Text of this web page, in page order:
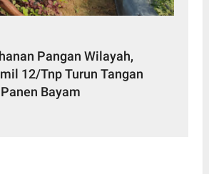
Pangan Wilayah,
12/Tnp Turun Tangan
Bayam